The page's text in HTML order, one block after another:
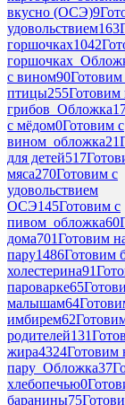
вкусно (ОСЭ)9
удовольствием163
горшочках1042
с вином90Готовим
птицы255Готовим
грибов_Обложка
с мёдом0Готовим с
вином_обложка21
для детей517
мяса270Готовим с
удовольствием
ОСЭ145Готовим с
пивом_обложка60
дома701Готовим
пару1486Готовим
холестерина91
пароварке65
малышам64
имбирем62
родителей131
жира4324Готовим
пару_Обложка37
хлебопечью0
баранины75